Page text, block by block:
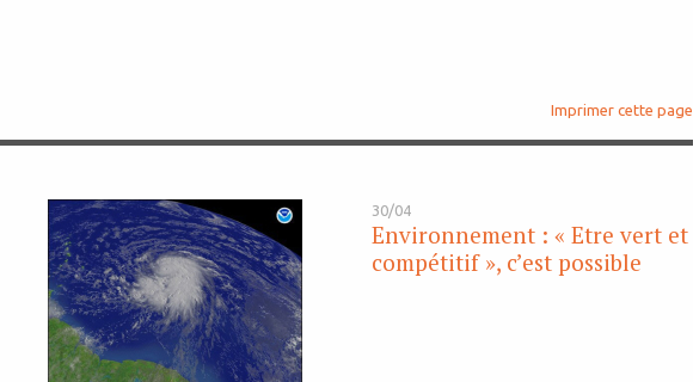
Imprimer cette page
30/04
Environnement : « Etre vert et
compétitif », c’est possible